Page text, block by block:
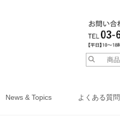
News & Topics よくある質問